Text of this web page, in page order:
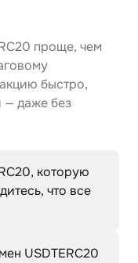
проще, чем
быстро,
— даже без
которую
что все
USDTERC20